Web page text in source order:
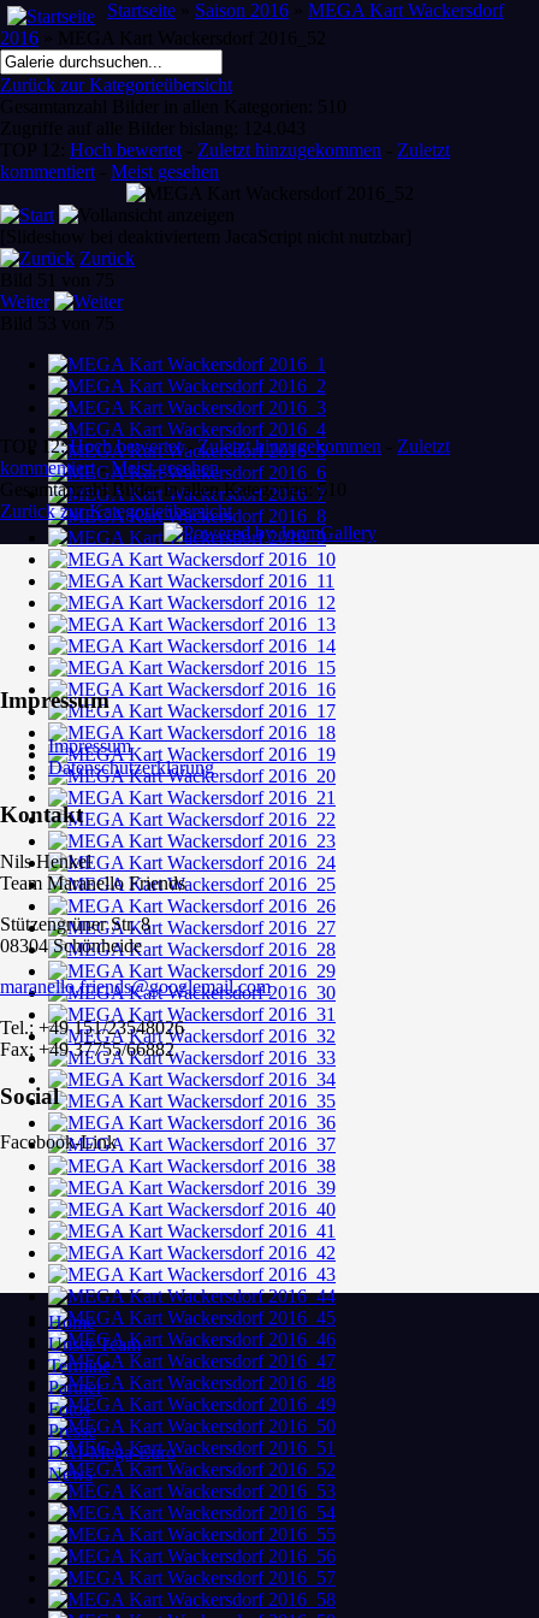
Startseite » Saison 2016 » MEGA Kart Wackersdorf
2016 » MEGA Kart Wackersdorf 2016_52
Zurück zur Kategorieübersicht
Gesamtanzahl Bilder in allen Kategorien: 510
Zugriffe auf alle Bilder bislang: 124.043
TOP 12: Hoch bewertet - Zuletzt hinzugekommen - Zuletzt
kommentiert - Meist gesehen
[Slideshow bei deaktiviertem JacaScript nicht nutzbar]
Zurück
Bild 51 von 75
Weiter
Bild 53 von 75
TOP 12:Hoch bewertet-Zuletzt hinzugekommen - Zuletzt
kommentiert-Meist gesehen
Gesamtanzahl Bilder in allen Kategorien: 510
Zurück zur Kategorieübersicht
Impressum
Impressum
Datenschutzerklärung
Kontakt
Nils Henkel
Team Maranello Friends
Stützengrüner Str. 8
08304 Schönheide
maranello.friends@googlemail.com
Tel.: +49 151/23548026
Fax: +49 37755/66882
Social
Facebook-Link
Home
Unser Team
Termine
Partner
Fotos
Presse
DAI-Mega-Euro
News